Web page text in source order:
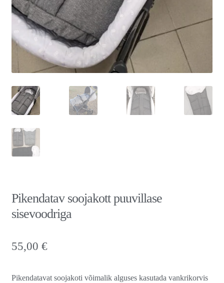
Pikendatav soojakott puuvillase
sisevoodriga
55,00 €
Pikendatavat soojakoti võimalik alguses kasutada vankrikorvis